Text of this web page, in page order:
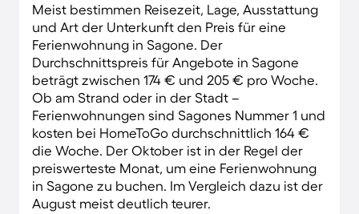
Meist bestimmen Reisezeit, Lage, Ausstattung
und Art der Unterkunft den Preis für eine
Ferienwohnung in Sagone. Der
Durchschnittspreis für Angebote in Sagone
beträgt zwischen 174 € und 205 € pro Woche.
Ob am Strand oder in der Stadt –
Ferienwohnungen sind Sagones Nummer 1 und
kosten bei HomeToGo durchschnittlich 164 €
die Woche. Der Oktober ist in der Regel der
preiswerteste Monat, um eine Ferienwohnung
in Sagone zu buchen. Im Vergleich dazu ist der
August meist deutlich teurer.